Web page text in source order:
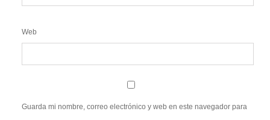
Web
Guarda mi nombre, correo electrónico y web en este navegador para